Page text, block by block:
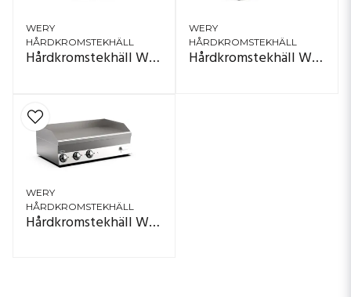
WERY
HÅRDKROMSTEKHÄLL
Hårdkromstekhäll Wery FTE 64LC
WERY
HÅRDKROMSTEKHÄLL
Hårdkromstekhäll Wery FTE 66
WERY
HÅRDKROMSTEKHÄLL
Hårdkromstekhäll Wery FTE 610